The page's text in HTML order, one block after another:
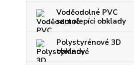
Voděodolné PVC
samolepící obklady
Polystyrénové 3D
obklady